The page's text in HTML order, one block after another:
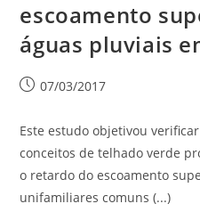
escoamento
águas pluviais
07/03/2017
Este estudo objetivou
conceitos de telhado verde
o retardo do escoamento
unifamiliares comuns (...)